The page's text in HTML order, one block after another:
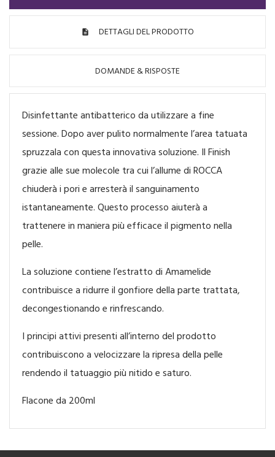
DETTAGLI DEL PRODOTTO
DOMANDE & RISPOSTE
Disinfettante antibatterico da utilizzare a fine
sessione. Dopo aver pulito normalmente l’area tatuata
spruzzala con questa innovativa soluzione. Il Finish
grazie alle sue molecole tra cui l’allume di ROCCA
chiuderà i pori e arresterà il sanguinamento
istantaneamente. Questo processo aiuterà a
trattenere in maniera più efficace il pigmento nella
pelle.
La soluzione contiene l’estratto di Amamelide
contribuisce a ridurre il gonfiore della parte trattata,
decongestionando e rinfrescando.
I principi attivi presenti all’interno del prodotto
contribuiscono a velocizzare la ripresa della pelle
rendendo il tatuaggio più nitido e saturo.
Flacone da 200ml